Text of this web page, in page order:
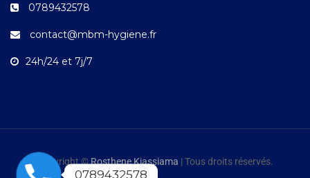
0789432578
contact@mbm-hygiene.fr
24h/24 et 7j/7
Copyright ©Rosthene Kiassiama | Tous droits réservés.
0789432578